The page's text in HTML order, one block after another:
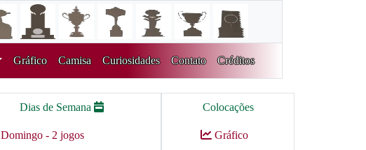
Gráfico Camisa Curiosidades Contato Créditos
Dias de Semana
Domingo - 2 jogos
Colocações
Gráfico